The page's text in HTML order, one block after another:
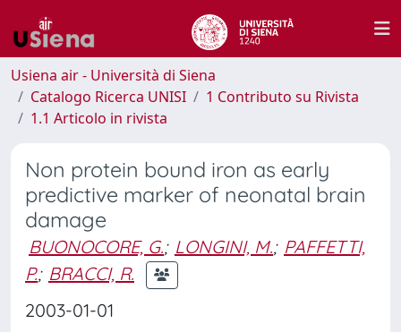
Usiena air - Università di Siena
Catalogo Ricerca UNISI
1 Contributo su Rivista
1.1 Articolo in rivista
Non protein bound iron as early
predictive marker of neonatal brain
damage
BUONOCORE, G.; LONGINI, M.; PAFFETTI,
P.; BRACCI, R.
2003-01-01